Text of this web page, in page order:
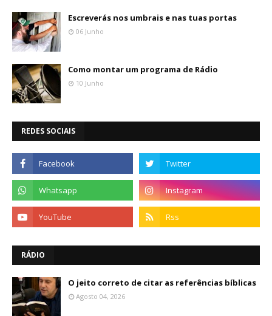
Escreverás nos umbrais e nas tuas portas
06 Junho
Como montar um programa de Rádio
10 Junho
REDES SOCIAIS
RÁDIO
O jeito correto de citar as referências bíblicas
Agosto 04, 2026